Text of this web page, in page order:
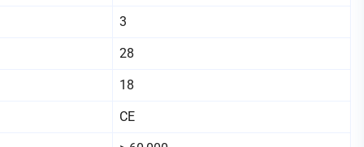
3
28
18
CE